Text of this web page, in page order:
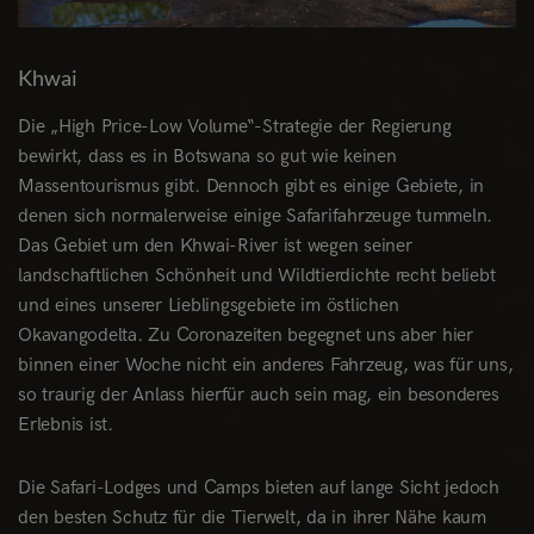
Khwai
Die „High Price-Low Volume“-Strategie der Regierung
bewirkt, dass es in Botswana so gut wie keinen
Massentourismus gibt. Dennoch gibt es einige Gebiete, in
denen sich normalerweise einige Safarifahrzeuge tummeln.
Das Gebiet um den Khwai-River ist wegen seiner
landschaftlichen Schönheit und Wildtierdichte recht beliebt
und eines unserer Lieblingsgebiete im östlichen
Okavangodelta. Zu Coronazeiten begegnet uns aber hier
binnen einer Woche nicht ein anderes Fahrzeug, was für uns,
so traurig der Anlass hierfür auch sein mag, ein besonderes
Erlebnis ist.
Die Safari-Lodges und Camps bieten auf lange Sicht jedoch
den besten Schutz für die Tierwelt, da in ihrer Nähe kaum